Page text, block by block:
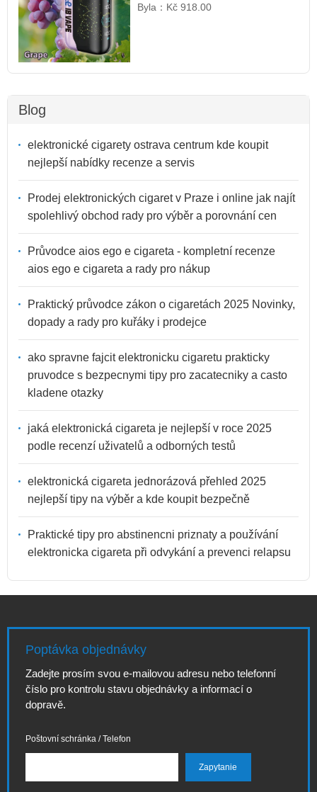
Byla： Kč 918.00
Blog
elektronické cigarety ostrava centrum kde koupit
nejlepší nabídky recenze a servis
Prodej elektronických cigaret v Praze i online jak najít
spolehlivý obchod rady pro výběr a porovnání cen
Průvodce aios ego e cigareta - kompletní recenze
aios ego e cigareta a rady pro nákup
Praktický průvodce zákon o cigaretách 2025 Novinky,
dopady a rady pro kuřáky i prodejce
ako spravne fajcit elektronicku cigaretu prakticky
pruvodce s bezpecnymi tipy pro zacatecniky a casto
kladene otazky
jaká elektronická cigareta je nejlepší v roce 2025
podle recenzí uživatelů a odborných testů
elektronická cigareta jednorázová přehled 2025
nejlepší tipy na výběr a kde koupit bezpečně
Praktické tipy pro abstinencni priznaty a používání
elektronicka cigareta při odvykání a prevenci relapsu
Poptávka objednávky
Zadejte prosím svou e-mailovou adresu nebo telefonní
číslo pro kontrolu stavu objednávky a informací o
dopravě.
Poštovní schránka / Telefon